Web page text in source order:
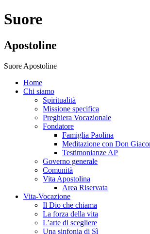
Suore
Apostoline
Suore Apostoline
Home
Chi siamo
Spiritualità
Missione specifica
Preghiera Vocazionale
Fondatore
Famiglia Paolina
Meditazione con Don
Testimonianze AP
Governo generale
Comunità
Vita Apostolina
Area Riservata
Vita-Vocazione
Il Dio che chiama
La forza della vita
L’arte di scegliere
Una sinfonia di Sì